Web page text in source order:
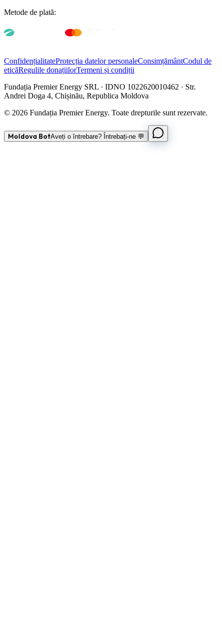
Metode de plată:
ConfidențialitateProtecția datelor personaleConsimțământCodul de
eticăRegulile donațiilorTermeni și condiții
Fundația Premier Energy SRL · IDNO 1022620010462 · Str.
Andrei Doga 4, Chișinău, Republica Moldova
© 2026 Fundația Premier Energy. Toate drepturile sunt rezervate.
Moldova BotAveți o întrebare? Întrebați-ne 💬